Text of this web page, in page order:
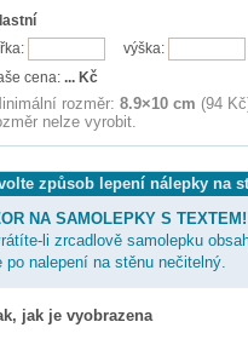
výška:
cena:
Kč
rozměr: 8.9×10 cm (94
nelze vyrobit.
způsob lepení nálepky na
NA SAMOLEPKY S TEXTEM!
li zrcadlově samolepku
po nalepení na stěnu nečitelný.
jak je vyobrazena